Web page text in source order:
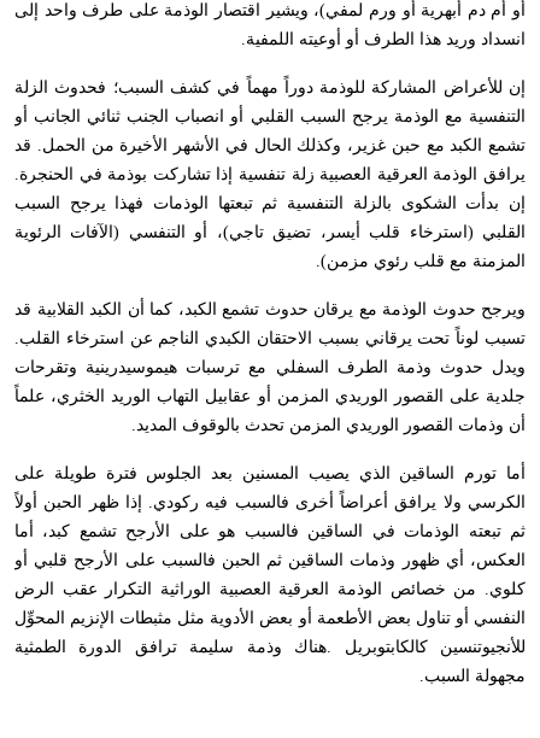
أو أم دم أبهرية أو ورم لمفي)، ويشير اقتصار الوذمة على طرف واحد إلى
انسداد وريد هذا الطرف أو أوعيته اللمفية.
إن للأعراض المشاركة للوذمة دوراً مهماً في كشف السبب؛ فحدوث الزلة
التنفسية مع الوذمة يرجح السبب القلبي أو انصباب الجنب ثنائي الجانب أو
تشمع الكبد مع حبن غزير، وكذلك الحال في الأشهر الأخيرة من الحمل. قد
يرافق الوذمة العرقية العصبية زلة تنفسية إذا تشاركت بوذمة في الحنجرة.
إن بدأت الشكوى بالزلة التنفسية ثم تبعتها الوذمات فهذا يرجح السبب
القلبي (استرخاء قلب أيسر، تضيق تاجي)، أو التنفسي (الآفات الرئوية
المزمنة مع قلب رئوي مزمن).
ويرجح حدوث الوذمة مع يرقان حدوث تشمع الكبد، كما أن الكبد القلابية قد
تسبب لوناً تحت يرقاني بسبب الاحتقان الكبدي الناجم عن استرخاء القلب.
ويدل حدوث وذمة الطرف السفلي مع ترسبات هيموسيدرينية وتقرحات
جلدية على القصور الوريدي المزمن أو عقابيل التهاب الوريد الخثري، علماً
أن وذمات القصور الوريدي المزمن تحدث بالوقوف المديد.
أما تورم الساقين الذي يصيب المسنين بعد الجلوس فترة طويلة على
الكرسي ولا يرافق أعراضاً أخرى فالسبب فيه ركودي. إذا ظهر الحبن أولاً
ثم تبعته الوذمات في الساقين فالسبب هو على الأرجح تشمع كبد، أما
العكس، أي ظهور وذمات الساقين ثم الحبن فالسبب على الأرجح قلبي أو
كلوي. من خصائص الوذمة العرقية العصبية الوراثية التكرار عقب الرض
النفسي أو تناول بعض الأطعمة أو بعض الأدوية مثل مثبطات الإنزيم المحوِّل
للأنجيوتنسين كالكابتوبريل .هناك وذمة سليمة ترافق الدورة الطمثية
مجهولة السبب.